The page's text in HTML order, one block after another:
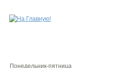
Понедельник-пятница